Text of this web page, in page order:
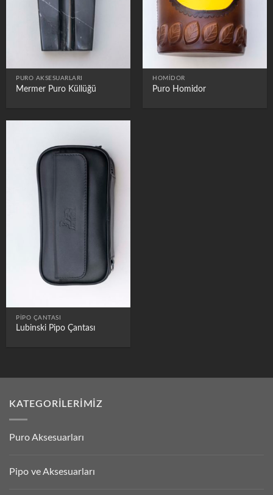
PURO AKSESUARLARI
Mermer Puro Küllüğü
HOMIDOR
Puro Homidor
PIPO ÇANTASI
Lubinski Pipo Çantası
KATEGORILERIMIZ
Puro Aksesuarları
Pipo ve Aksesuarları